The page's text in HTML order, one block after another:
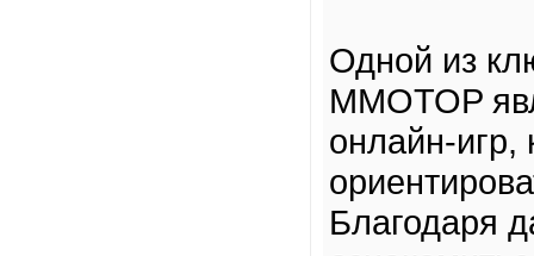
Одной из
MMOTOP
онлайн-игр,
Благодаря